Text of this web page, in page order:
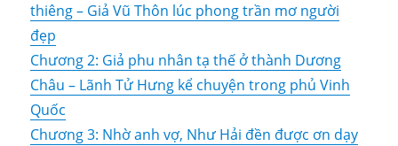
thiêng – Giả Vũ Thôn lúc phong trần mơ người
đẹp
Chương 2: Giả phu nhân tạ thế ở thành Dương
Châu – Lãnh Tử Hưng kể chuyện trong phủ Vinh
Quốc
Chương 3: Nhờ anh vợ, Như Hải đền được ơn dạy